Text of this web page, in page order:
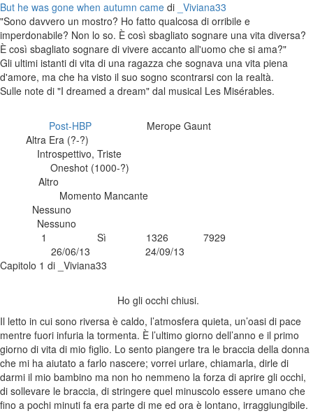
But he was gone when autumn came di _Viviana33
"Sono davvero un mostro? Ho fatto qualcosa di orribile e
imperdonabile? Non lo so. È così sbagliato sognare una vita diversa?
È così sbagliato sognare di vivere accanto all'uomo che si ama?"
Gli ultimi istanti di vita di una ragazza che sognava una vita piena
d'amore, ma che ha visto il suo sogno scontrarsi con la realtà.
Sulle note di "I dreamed a dream" dal musical Les Misérables.
Post-HBP Merope Gaunt
Altra Era (?-?)
Introspettivo, Triste
Oneshot (1000-?)
Altro
Momento Mancante
Nessuno
Nessuno
1 Sì 1326 7929
26/06/13
24/09/13
Capitolo 1 di _Viviana33
Ho gli occhi chiusi.
Il letto in cui sono riversa è caldo, l’atmosfera quieta, un’oasi di pace
mentre fuori infuria la tormenta. È l’ultimo giorno dell’anno e il primo
giorno di vita di mio figlio. Lo sento piangere tra le braccia della donna
che mi ha aiutato a farlo nascere; vorrei urlare, chiamarla, dirle di
darmi il mio bambino ma non ho nemmeno la forza di aprire gli occhi,
di sollevare le braccia, di stringere quel minuscolo essere umano che
fino a pochi minuti fa era parte di me ed ora è lontano, irraggiungibile.